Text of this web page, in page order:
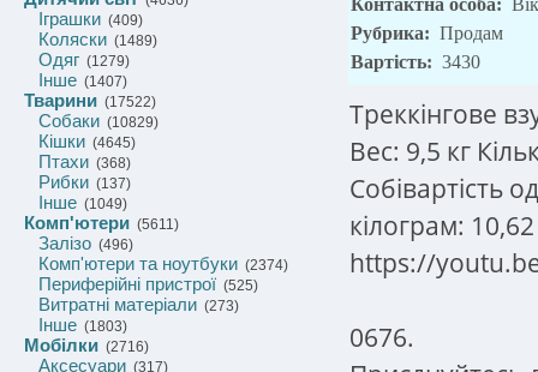
Іграшки (409)
Коляски (1489)
Одяг (1279)
Інше (1407)
Тварини (17522)
Собаки (10829)
Кішки (4645)
Птахи (368)
Рибки (137)
Інше (1049)
Комп'ютери (5611)
Залізо (496)
Комп'ютери та ноутбуки (2374)
Периферійні пристрої (525)
Витратні матеріали (273)
Інше (1803)
Мобілки (2716)
Аксесуари (317)
Контактна особа:
Рубрика: Продам
Вартість: 3430
Треккінгове
Вес: 9,5 кг
Собівартість
кілограм:
https://
0676.